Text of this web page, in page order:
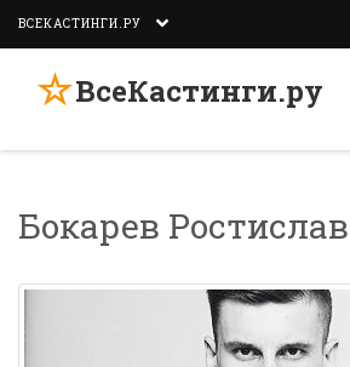
ВСЕКАСТИНГИ.РУ
☆ВсеКастинги.ру
Бокарев Ростислав